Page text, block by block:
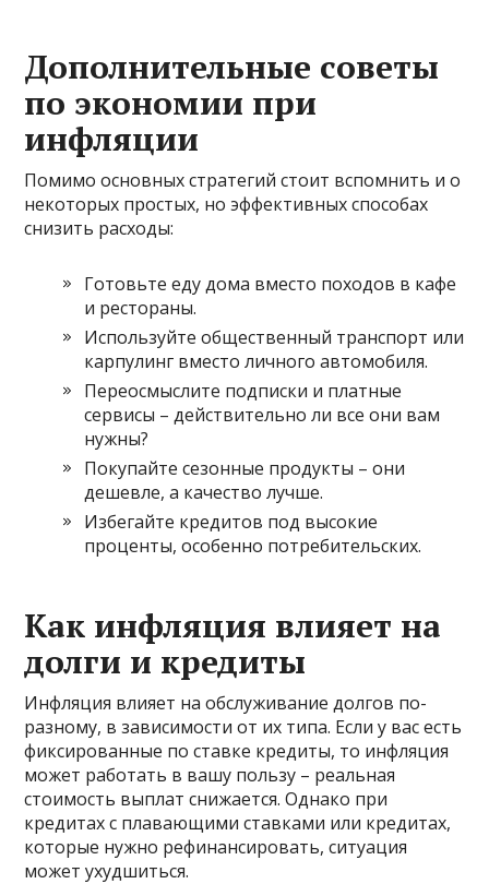
Дополнительные советы
по экономии при
инфляции
Помимо основных стратегий стоит вспомнить и о
некоторых простых, но эффективных способах
снизить расходы:
Готовьте еду дома вместо походов в кафе
и рестораны.
Используйте общественный транспорт или
карпулинг вместо личного автомобиля.
Переосмыслите подписки и платные
сервисы – действительно ли все они вам
нужны?
Покупайте сезонные продукты – они
дешевле, а качество лучше.
Избегайте кредитов под высокие
проценты, особенно потребительских.
Как инфляция влияет на
долги и кредиты
Инфляция влияет на обслуживание долгов по-
разному, в зависимости от их типа. Если у вас есть
фиксированные по ставке кредиты, то инфляция
может работать в вашу пользу – реальная
стоимость выплат снижается. Однако при
кредитах с плавающими ставками или кредитах,
которые нужно рефинансировать, ситуация
может ухудшиться.